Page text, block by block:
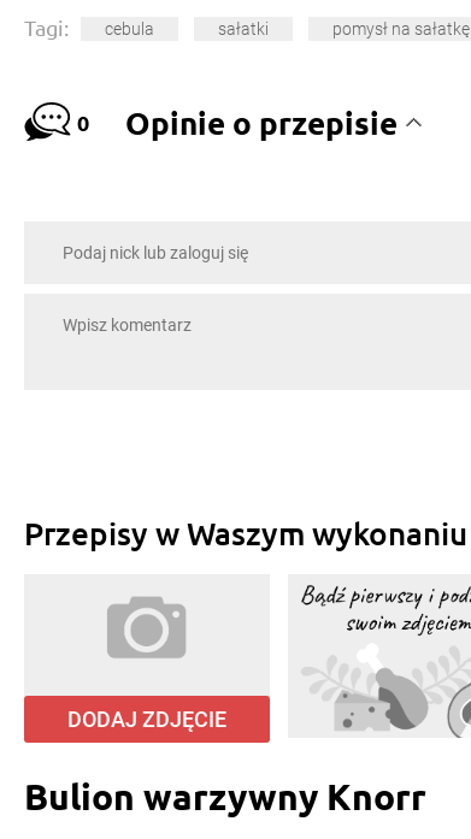
Tagi: cebula sałatki pomysł na sałatkę
0 Opinie o przepisie
Przepisy w Waszym wykonaniu
DODAJ ZDJĘCIE
Bulion warzywny Knorr